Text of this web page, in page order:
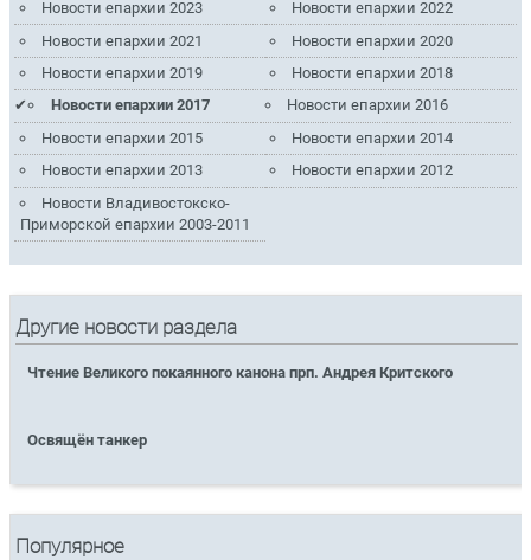
Новости епархии 2023
Новости епархии 2022
Новости епархии 2021
Новости епархии 2020
Новости епархии 2019
Новости епархии 2018
Новости епархии 2017
Новости епархии 2016
Новости епархии 2015
Новости епархии 2014
Новости епархии 2013
Новости епархии 2012
Новости Владивостокско-
Приморской епархии 2003-2011
Другие новости раздела
Чтение Великого покаянного канона прп. Андрея Критского
Освящён танкер
Популярное